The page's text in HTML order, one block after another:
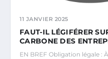
11 JANVIER 2025
FAUT-IL LÉGIFÉRER
CARBONE DES
EN BREF Obligation légale :